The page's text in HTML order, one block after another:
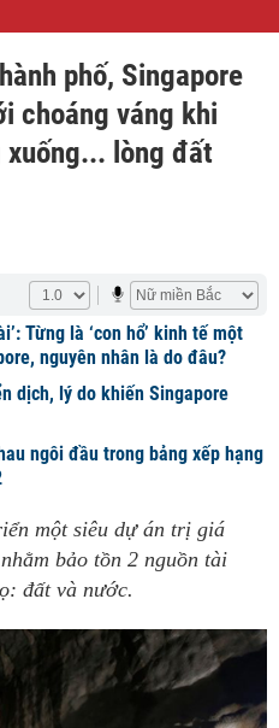
phố, Singapore
choáng váng khi
lòng đất
Từng là ‘con hổ’ kinh tế một
nguyên nhân là do đâu?
dịch, lý do khiến Singapore
ngôi đầu trong bảng xếp hạng
một siêu dự án trị giá
bảo tồn 2 nguồn tài
đất và nước.